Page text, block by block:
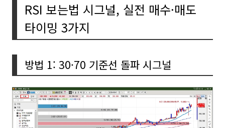
RSI 보는법 시그널, 실전 매수·매도
타이밍 3가지
방법 1: 30·70 기준선 돌파 시그널